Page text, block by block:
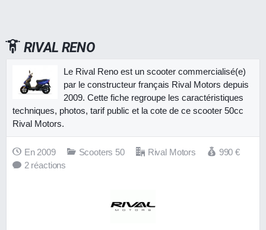
RIVAL RENO
Le Rival Reno est un scooter commercialisé(e)
par le constructeur français Rival Motors depuis
2009. Cette fiche regroupe les caractéristiques
techniques, photos, tarif public et la cote de ce scooter 50cc
Rival Motors.
En 2009 Scooters 50 Rival Motors 990 €
2 réactions